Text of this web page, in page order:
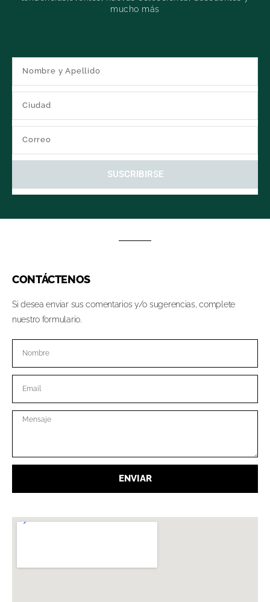
mucho más
SUSCRIBIRSE
CONTÁCTENOS
Si desea enviar sus comentarios y/o sugerencias, complete
nuestro formulario.
ENVIAR